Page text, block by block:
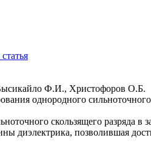
Ф.И., Христофоров О.Б.
однородного сильноточного
скользящего разряда
диэлектрика, позволившая